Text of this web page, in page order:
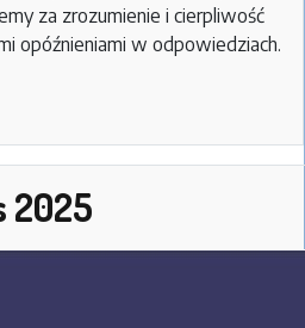
za zrozumienie i cierpliwość
opóźnieniami w odpowiedziach.
2025